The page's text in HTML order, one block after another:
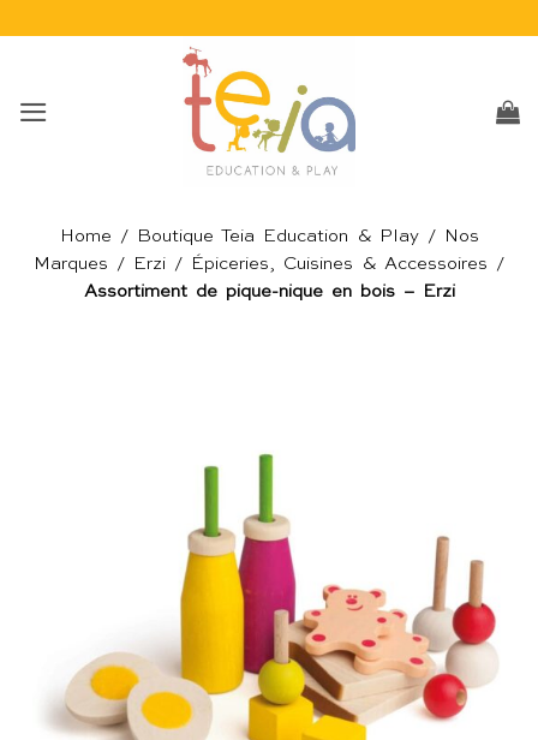
Home / Boutique Teia Education & Play/
Nos
Marques / Erzi / Épiceries, Cuisines & Accessoires /
Assortiment de pique-nique en bois – Erzi